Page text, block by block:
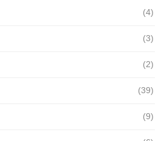
(4)
(3)
(2)
(39)
(9)